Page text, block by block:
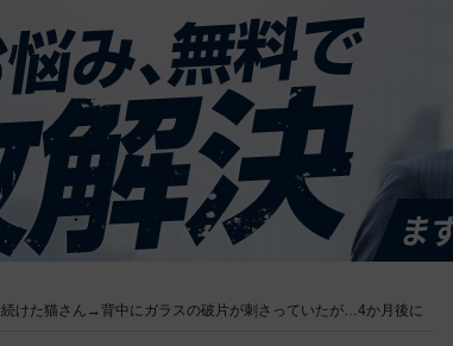
けた猫さん→背中にガラスの破片が刺さっていたが…4か月後に